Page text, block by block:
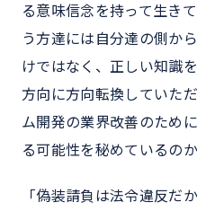
る意味信念を持って生き
う方達には自分達の側か
けではなく、正しい知識
方向に方向転換していた
ム開発の業界改善のため
る可能性を秘めているの
「偽装請負は法令違反だ